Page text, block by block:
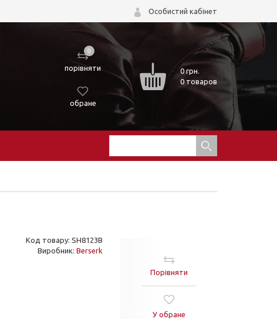
Особистий кабінет
0
порівняти
обране
0грн.
0 товаров
Код товару: SH8123B
Виробник: Berserk
Порівняти
У обране